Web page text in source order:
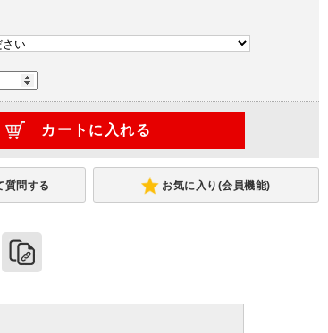
お気に入り(会員機能)